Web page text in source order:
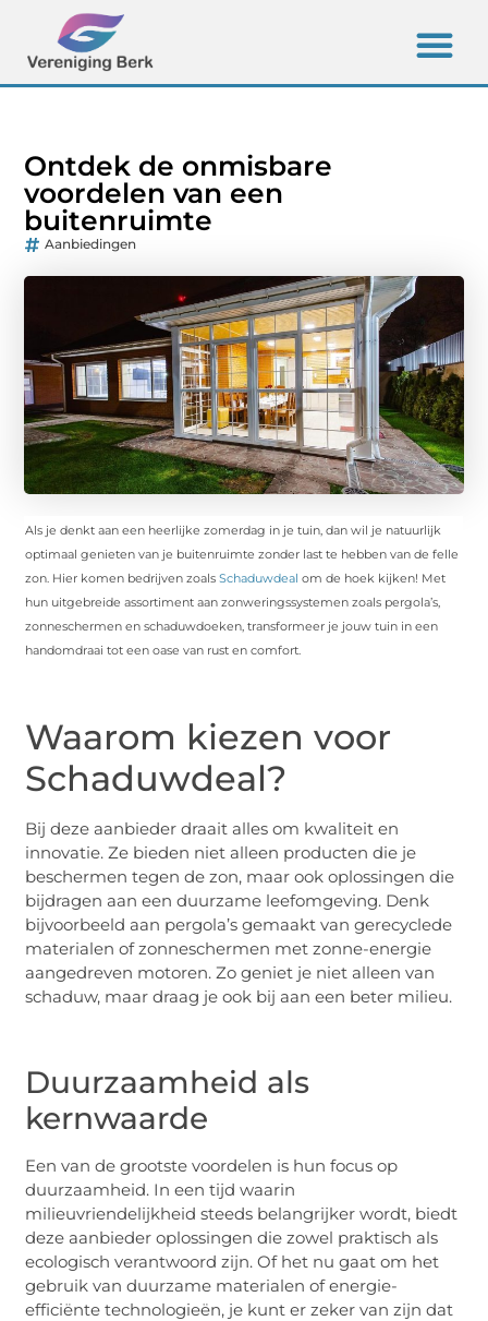
Ontdek de onmisbare
voordelen van een
buitenruimte
Aanbiedingen
Als je denkt aan een heerlijke zomerdag in je tuin, dan wil je natuurlijk
optimaal genieten van je buitenruimte zonder last te hebben van de felle
zon. Hier komen bedrijven zoalsSchaduwdeal om de hoek kijken! Met
hun uitgebreide assortiment aan zonweringssystemen zoals pergola’s,
zonneschermen en schaduwdoeken, transformeer je jouw tuin in een
handomdraai tot een oase van rust en comfort.
Waarom kiezen voor
Schaduwdeal?
Bij deze aanbieder draait alles om kwaliteit en
innovatie. Ze bieden niet alleen producten die je
beschermen tegen de zon, maar ook oplossingen die
bijdragen aan een duurzame leefomgeving. Denk
bijvoorbeeld aan pergola’s gemaakt van gerecyclede
materialen of zonneschermen met zonne-energie
aangedreven motoren. Zo geniet je niet alleen van
schaduw, maar draag je ook bij aan een beter milieu.
Duurzaamheid als
kernwaarde
Een van de grootste voordelen is hun focus op
duurzaamheid. In een tijd waarin
milieuvriendelijkheid steeds belangrijker wordt, biedt
deze aanbieder oplossingen die zowel praktisch als
ecologisch verantwoord zijn. Of het nu gaat om het
gebruik van duurzame materialen of energie-
efficiënte technologieën, je kunt er zeker van zijn dat